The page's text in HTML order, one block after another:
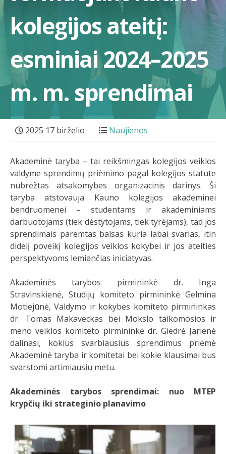
kolegijos ateitį:
esminiai 2024–2025
m. m. sprendimai
2025 17 birželio Naujienos
Akademinė taryba – tai reikšmingas kolegijos veiklos
valdyme sprendimų priėmimo pagal kolegijos statute
nubrėžtas atsakomybes organizacinis darinys. Ši
taryba atstovauja Kauno kolegijos akademinei
bendruomenei – studentams ir akademiniams
darbuotojams (tiek dėstytojams, tiek tyrėjams), tad jos
sprendimais paremtas balsas kuria labai svarias, itin
didelį poveikį kolegijos veiklos kokybei ir jos ateities
perspektyvoms lemiančias iniciatyvas.
Akademinės tarybos pirmininkė dr. Inga
Stravinskienė, Studijų komiteto pirmininkė Gelmina
Motiejūnė, Valdymo ir kokybės komiteto pirmininkas
dr. Tomas Makaveckas bei Mokslo taikomosios ir
meno veiklos komiteto pirmininkė dr. Giedrė Jarienė
dalinasi, kokius svarbiausius sprendimus priėmė
Akademinė taryba ir komitetai bei kokie klausimai bus
svarstomi artimiausiu metu.
Akademinės tarybos sprendimai: nuo MTEP
krypčių iki strateginio planavimo